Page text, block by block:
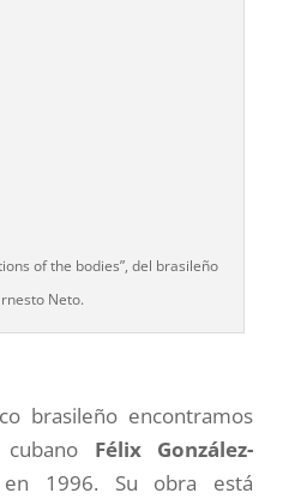
of the bodies”, del brasileño
Neto.
brasileño encontramos
Félix González-
1996. Su obra está